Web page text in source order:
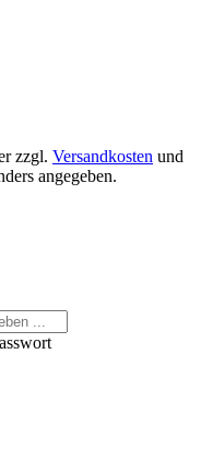
zzgl. Versandkosten und
angegeben.